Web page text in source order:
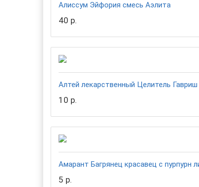
Алиссум Эйфория смесь Аэлита
40 р.
Алтей лекарственный Целитель Гавриш
10 р.
Амарант Багрянец красавец с пурпурн
5 р.